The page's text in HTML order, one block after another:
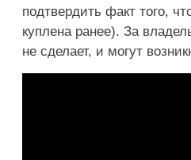
подтвердить факт того,
куплена ранее). За
не сделает, и могут